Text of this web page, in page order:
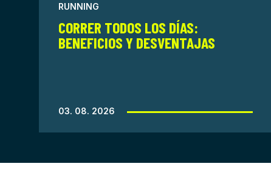
RUNNING
CORRER TODOS LOS DÍAS:
BENEFICIOS Y DESVENTAJAS
03. 08. 2026